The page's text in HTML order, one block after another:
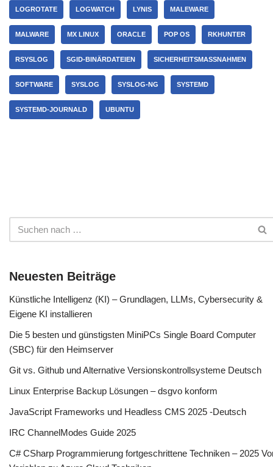
LOGROTATE LOGWATCH LYNIS MALEWARE
MALWARE MX LINUX ORACLE POP OS RKHUNTER
RSYSLOG SGID-BINÄRDATEIEN SICHERHEITSMASSNAHMEN
SOFTWARE SYSLOG SYSLOG-NG SYSTEMD
SYSTEMD-JOURNALD UBUNTU
Neuesten Beiträge
Künstliche Intelligenz (KI) – Grundlagen, LLMs, Cybersecurity &
Eigene KI installieren
Die 5 besten und günstigsten MiniPCs Single Board Computer
(SBC) für den Heimserver
Git vs. Github und Alternative Versionskontrollsysteme Deutsch
Linux Enterprise Backup Lösungen – dsgvo konform
JavaScript Frameworks und Headless CMS 2025 -Deutsch
IRC ChannelModes Guide 2025
C# CSharp Programmierung fortgeschrittene Techniken – 2025